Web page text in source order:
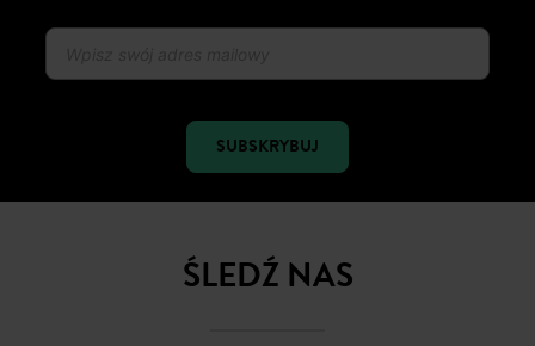
SUBSKRYBUJ
ŚLEDŹ NAS